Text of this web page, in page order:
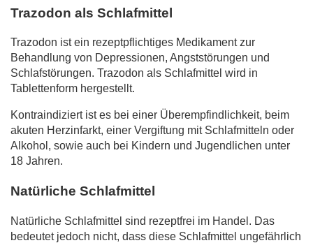
Trazodon als Schlafmittel
Trazodon ist ein rezeptpflichtiges Medikament zur
Behandlung von Depressionen, Angststörungen und
Schlafstörungen. Trazodon als Schlafmittel wird in
Tablettenform hergestellt.
Kontraindiziert ist es bei einer Überempfindlichkeit, beim
akuten Herzinfarkt, einer Vergiftung mit Schlafmitteln oder
Alkohol, sowie auch bei Kindern und Jugendlichen unter
18 Jahren.
Natürliche Schlafmittel
Natürliche Schlafmittel sind rezeptfrei im Handel. Das
bedeutet jedoch nicht, dass diese Schlafmittel ungefährlich